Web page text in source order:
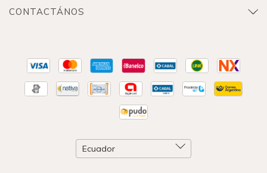
CONTACTÁNOS